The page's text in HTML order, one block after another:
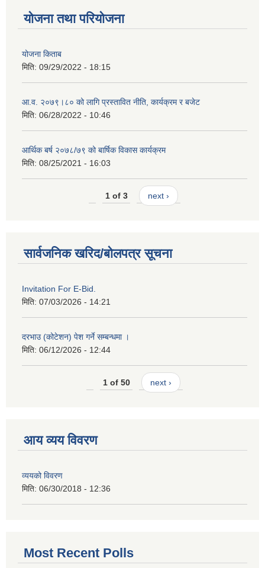
योजना तथा परियोजना
योजना किताब
मिति: 09/29/2022 - 18:15
आ.व. २०७९।८० को लागि प्रस्तावित नीति, कार्यक्रम र बजेट
मिति: 06/28/2022 - 10:46
आर्थिक बर्ष २०७८/७९ को बार्षिक विकास कार्यक्रम
मिति: 08/25/2021 - 16:03
1 of 3 next ›
सार्वजनिक खरिद/बोलपत्र सूचना
Invitation For E-Bid.
मिति: 07/03/2026 - 14:21
दरभाउ (कोटेशन) पेश गर्ने सम्बन्धमा ।
मिति: 06/12/2026 - 12:44
1 of 50 next ›
आय व्यय विवरण
व्ययको विवरण
मिति: 06/30/2018 - 12:36
Most Recent Polls